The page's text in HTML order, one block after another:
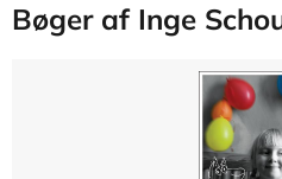
Bøger af Inge